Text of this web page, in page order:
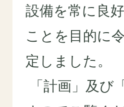
設備を常に良
ことを目的に
定しました。
「計画」及び